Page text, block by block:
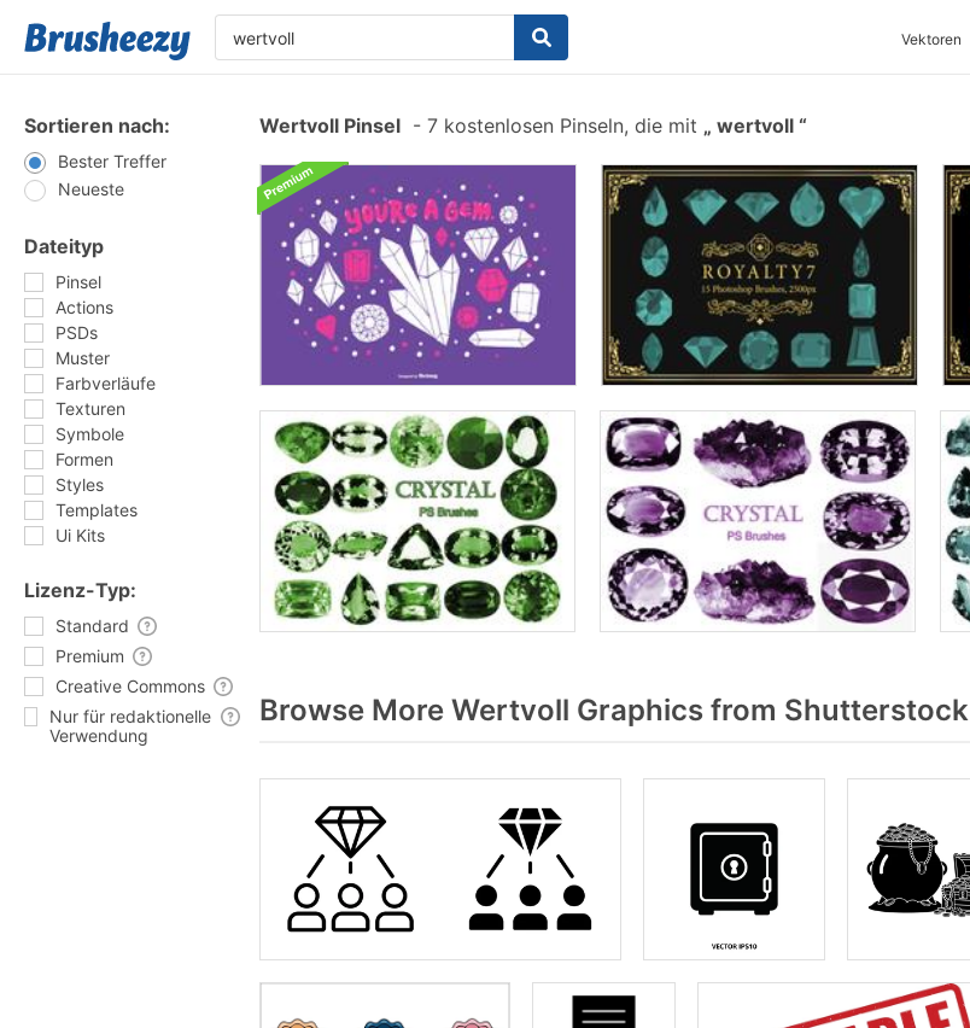
Vektoren
Sortieren nach:
Bester Treffer
Neueste
Dateityp
Pinsel
Actions
PSDs
Muster
Farbverläufe
Texturen
Symbole
Formen
Styles
Templates
Ui Kits
Lizenz-Typ:
Standard
Premium
Creative Commons
Nur für redaktionelle
Verwendung
Wertvoll Pinsel - 7 kostenlosen Pinseln, die mit wertvoll
Browse More Wertvoll Graphics from Shutterstock